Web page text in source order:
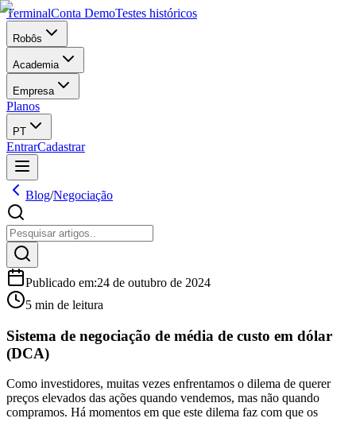
TerminalConta DemoTestes históricos
Robôs
Academia
Empresa
Planos
PT
EntrarCadastrar
Blog/Negociação
Publicado em:24 de outubro de 2024
5 min de leitura
Sistema de negociação de média de custo em dólar
(DCA)
Como investidores, muitas vezes enfrentamos o dilema de querer
preços elevados das ações quando vendemos, mas não quando
compramos. Há momentos em que este dilema faz com que os